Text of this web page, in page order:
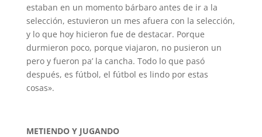
estaban en un momento bárbaro antes de ir a la
selección, estuvieron un mes afuera con la selección,
y lo que hoy hicieron fue de destacar. Porque
durmieron poco, porque viajaron, no pusieron un
pero y fueron pa’ la cancha. Todo lo que pasó
después, es fútbol, el fútbol es lindo por estas
cosas».
METIENDO Y JUGANDO